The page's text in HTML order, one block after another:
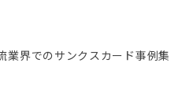
業界でのサンクスカード事例集